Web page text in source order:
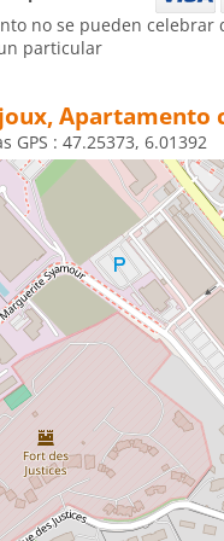
no se pueden
particular
Apartamento
GPS : 47.25373, 6.01392